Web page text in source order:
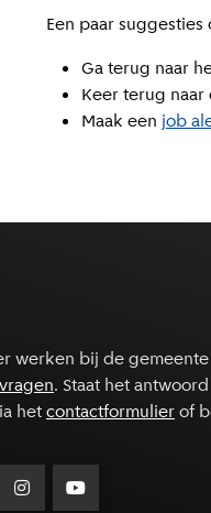
Een paar
Ga terug naar
Keer terug
Maak een job
werken bij de
. Staat het
hetcontactformulierof